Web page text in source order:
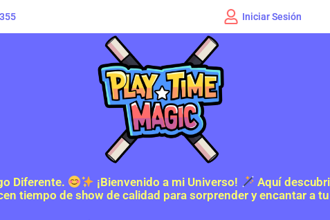
Iniciar Sesión
Diferente. ¡Bienvenido a mi Universo!
Aquí
tiempo de show de calidad para sorprender y encantar a